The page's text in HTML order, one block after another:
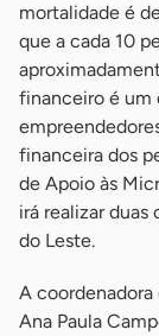
mortalidade é
que a cada 10
financeiro é um
financeira dos
de Apoio às
irá realizar
do Leste.
A coordenadora
Ana Paula